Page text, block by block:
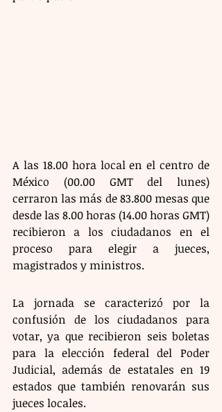
A las 18.00 hora local en el centro de
México (00.00 GMT del lunes)
cerraron las más de 83.800 mesas que
desde las 8.00 horas (14.00 horas GMT)
recibieron a los ciudadanos en el
proceso para elegir a jueces,
magistrados y ministros.
La jornada se caracterizó por la
confusión de los ciudadanos para
votar, ya que recibieron seis boletas
para la elección federal del Poder
Judicial, además de estatales en 19
estados que también renovarán sus
jueces locales.